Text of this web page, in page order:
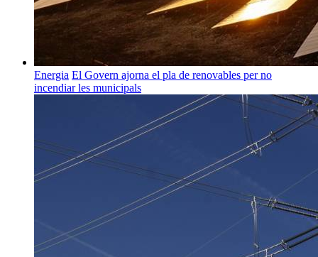
Energia El Govern ajorna el pla de renovables per no
incendiar les municipals